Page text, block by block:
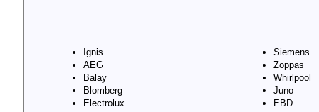
Ignis
AEG
Balay
Blomberg
Electrolux
Siemens
Zoppas
Whirlpool
Juno
EBD